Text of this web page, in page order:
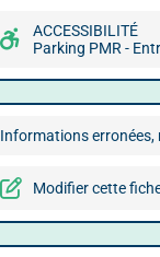
ACCESSIBILITÉ
Parking PMR -
Informations erronées,
Modifier cette